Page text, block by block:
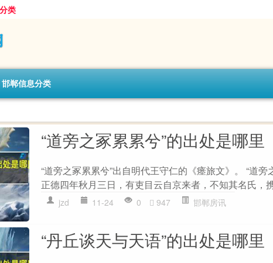
类
邯郸信息分类
“道旁之冢累累兮”的出处是哪里
“道旁之冢累累兮”出自明代王守仁的《瘗旅文》。 “道
正德四年秋月三日，有吏目云自京来者，不知其名氏，
jzd 11-24 0 947 邯郸房讯
“丹丘谈天与天语”的出处是哪里